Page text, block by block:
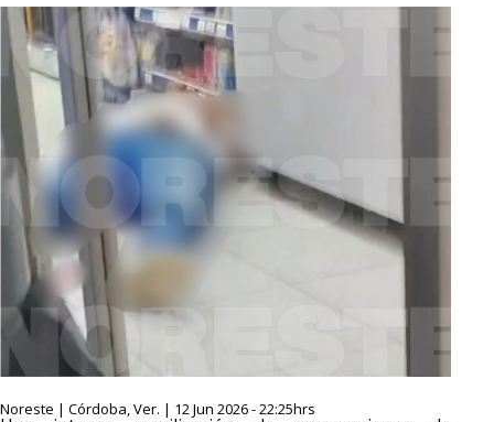
Noreste | Córdoba, Ver. | 12 Jun 2026 - 22:25hrs